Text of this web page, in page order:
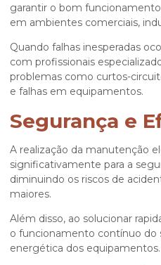
garantir o bom
em ambientes comerciais,
Quando falhas inesperadas
com profissionais
problemas como curtos-
e falhas em equipamentos.
Segurança e
A realização da manutenção
significativamente para a
diminuindo os riscos de
maiores.
Além disso, ao solucionar
o funcionamento contínuo do
energética dos equipamentos.